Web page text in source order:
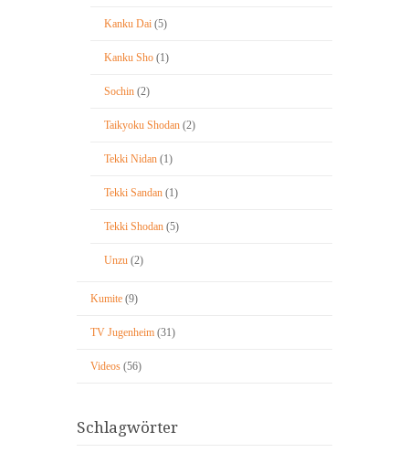
Kanku Dai (5)
Kanku Sho (1)
Sochin (2)
Taikyoku Shodan (2)
Tekki Nidan (1)
Tekki Sandan (1)
Tekki Shodan (5)
Unzu (2)
Kumite (9)
TV Jugenheim (31)
Videos (56)
Schlagwörter